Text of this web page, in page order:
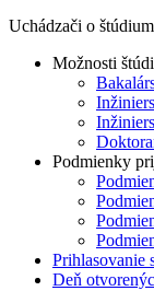
Uchádzači o štúdium
Možnosti
Podmienky
Prihlasovanie
Deň